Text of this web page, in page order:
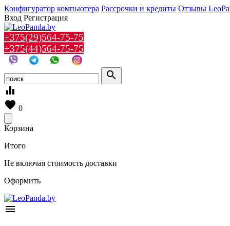
Конфигуратор компьютера Рассрочки и кредиты Отзывы
Вход Регистрация
+375(29)564-75-75
+375(44)564-75-75
search
equalizer
favorite 0
Корзина
Итого
Не включая стоимость доставки
Оформить
menu